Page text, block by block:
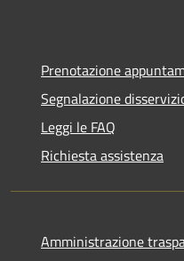
Prenotazione
Segnalazione
Leggi le FAQ
Richiesta assistenza
Amministrazione